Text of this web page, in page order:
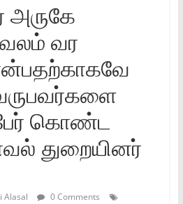
அருகே
வலம் வர
கொண்ட
துறையினர்
Alasal
0 Comments